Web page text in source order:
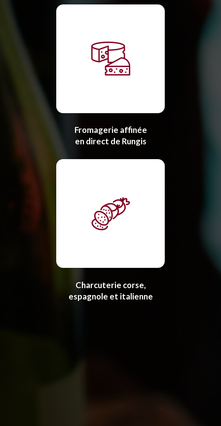
Fromagerie affinée
en direct de Rungis
Charcuterie corse,
espagnole et italienne